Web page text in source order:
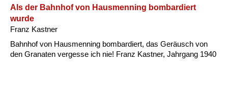
Als der Bahnhof von Hausmenning bombardiert
wurde
Franz Kastner
Bahnhof von Hausmenning bombardiert, das Geräusch von
den Granaten vergesse ich nie! Franz Kastner, Jahrgang 1940